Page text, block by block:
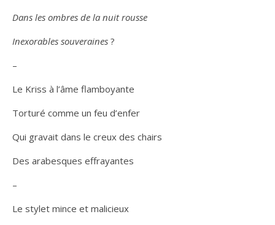
Dans les ombres de la nuit rousse
Inexorables souveraines ?
–
Le Kriss à l’âme flamboyante
Torturé comme un feu d’enfer
Qui gravait dans le creux des chairs
Des arabesques effrayantes
–
Le stylet mince et malicieux